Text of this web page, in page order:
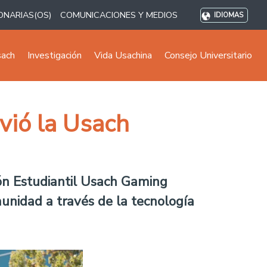
COMUNICACIONES Y MEDIOS IDIOMAS
Investigación Vida Usachina Consejo Universitario
la Usach
Estudiantil Usach Gaming
a través de la tecnología